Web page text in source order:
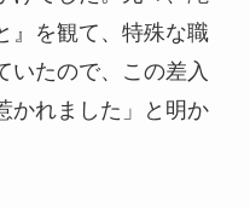
』を観て、特殊な職
いたので、この差入
かれました」と明か